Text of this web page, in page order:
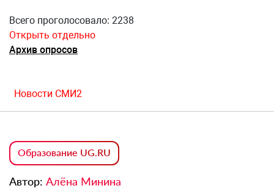
Всего проголосовало: 2238
Открыть отдельно
Архив опросов
Новости СМИ2
Образование UG.RU
Автор: Алёна Минина